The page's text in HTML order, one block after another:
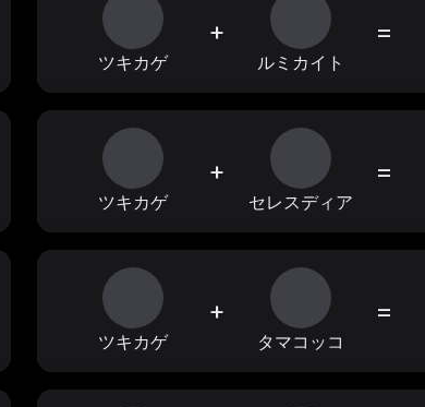
ツキカゲ
+
ルミカイト
=
ツキカゲ
+
セレスディア
=
ツキカゲ
+
タマコッコ
=